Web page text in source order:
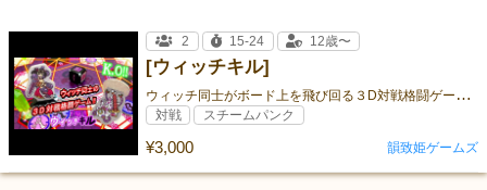
[ウィッチキル]
ウ
ィッチ同士がボード上を飛び回る３D対戦格闘ゲーム！
¥3,000
2 15-24 12歳〜
対戦 スチームパンク
韻致姫ゲームズ